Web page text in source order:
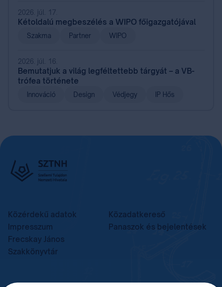
2026. júl. 17.
Kétoldalú megbeszélés a WIPO főigazgatójával
Szakma Partner WIPO
2026. júl. 16.
Bemutatjuk a világ legféltettebb tárgyát – a VB-
trófea története
Innováció Design Védjegy IP Hős
Közérdekű adatok
Közadatkereső
Impresszum
Panaszok és bejelentések
Frecskay János
Szakkönyvtár